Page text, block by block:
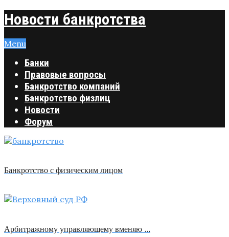
Новости банкротства
Menu
Банки
Правовые вопросы
Банкротство компаний
Банкротство физлиц
Новости
Форум
Банкротство с физическим лицом
Арбитражному управляющему вменяю …